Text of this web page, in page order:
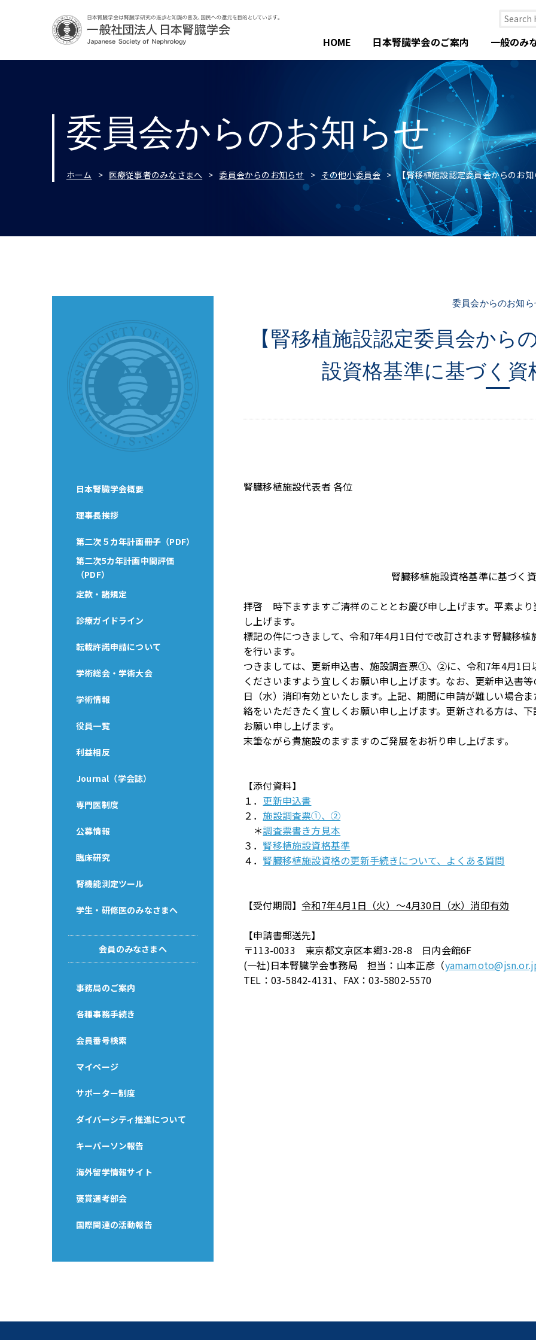
HOME 日本腎臓学会のご案内 一般のみ
委員会からのお知らせ
ホーム 医療従事者のみなさまへ 委員会からのお知らせ その他小委員会 【腎移植施設認定委員会からのお
日本腎臓学会概要
理事長挨拶
第二次５カ年計画冊子（PDF）
第二次5カ年計画中間評価
（PDF）
定款・諸規定
診療ガイドライン
転載許諾申請について
学術総会・学術大会
学術情報
役員一覧
利益相反
Journal（学会誌）
専門医制度
公募情報
臨床研究
腎機能測定ツール
学生・研修医のみなさまへ
会員のみなさまへ
事務局のご案内
各種事務手続き
会員番号検索
マイページ
サポーター制度
ダイバーシティ推進について
キーパーソン報告
海外留学情報サイト
褒賞選考部会
国際関連の活動報告
委員会からのお知
【腎移植施設認定委員会から
設資格基準に基づく
腎臓移植施設代表者 各位
腎臓移植施設資格基準に基づく
拝啓 時下ますますご清祥のこととお慶び申し上げます。平素よ
し上げます。
標記の件につきまして、令和7年4月1日付で改訂されます腎臓移
を行います。
つきましては、更新申込書、施設調査票①、②に、令和7年4月1日
くださいますよう宜しくお願い申し上げます。なお、更新申込書
日（水）消印有効といたします。上記、期間に申請が難しい場合
絡をいただきたく宜しくお願い申し上げます。更新される方は、
お願い申し上げます。
末筆ながら貴施設のますますのご発展をお祈り申し上げます。
【添付資料】
１． 更新申込書
２．施設調査票①、②
＊調査票書き方見本
３． 腎移植施設資格基準
４． 腎臓移植施設資格の更新手続きについて、よくある質問
【受付期間】令和7年4月1日（火）～4月30日（水）消印有効
【申請書郵送先】
〒113-0033 東京都文京区本郷3-28-8 日内会館6F
(一社)日本腎臓学会事務局 担当：山本正彦（
TEL：03-5842-4131、FAX：03-5802-5570